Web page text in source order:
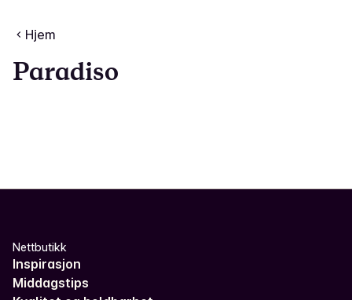
Hjem
Paradiso
Nettbutikk
Inspirasjon
Middagstips